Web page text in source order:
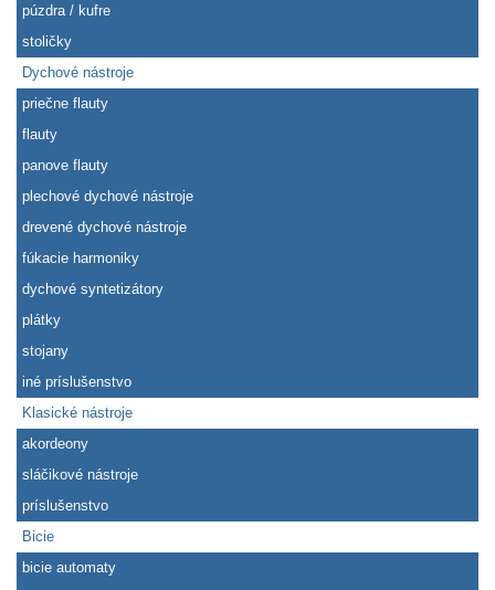
púzdra / kufre
stoličky
Dychové nástroje
priečne flauty
flauty
panove flauty
plechové dychové nástroje
drevené dychové nástroje
fúkacie harmoniky
dychové syntetizátory
plátky
stojany
iné príslušenstvo
Klasické nástroje
akordeony
sláčikové nástroje
príslušenstvo
Bicie
bicie automaty